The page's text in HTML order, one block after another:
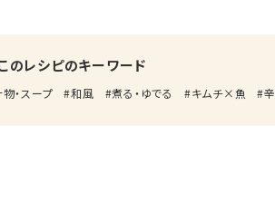
のレシピのキーワード
・スープ 和風 煮る・ゆでる キムチ×魚